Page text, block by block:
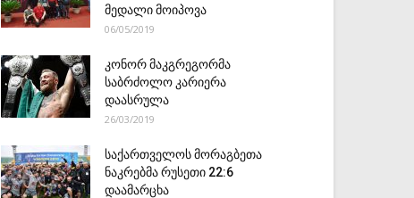
მედალი მოიპოვა
06/05/2019
კონორ მაკგრეგორმა
საბრძოლო კარიერა
დაასრულა
26/03/2019
საქართველოს მორაგბეთა
ნაკრებმა რუსეთი 22:6
დაამარცხა